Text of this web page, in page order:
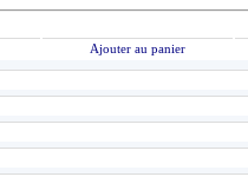
Ajouter au panier